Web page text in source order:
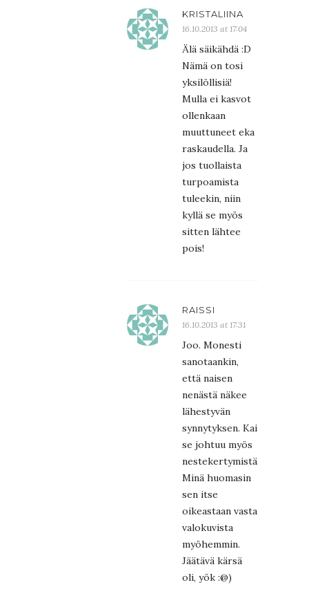
KRISTALIINA
16.10.2013 at 17:04
Älä säikähdä :D
Nämä on tosi
yksilöllisiä!
Mulla ei kasvot
ollenkaan
muuttuneet eka
raskaudella. Ja
jos tuollaista
turpoamista
tuleekin, niin
kyllä se myös
sitten lähtee
pois!
RAISSI
16.10.2013 at 17:31
Joo. Monesti
sanotaankin,
että naisen
nenästä näkee
lähestyvän
synnytyksen. Kai
se johtuu myös
nestekertymistä.
Minä huomasin
sen itse
oikeastaan vasta
valokuvista
myöhemmin.
Jäätävä kärsä
oli, yök :@)